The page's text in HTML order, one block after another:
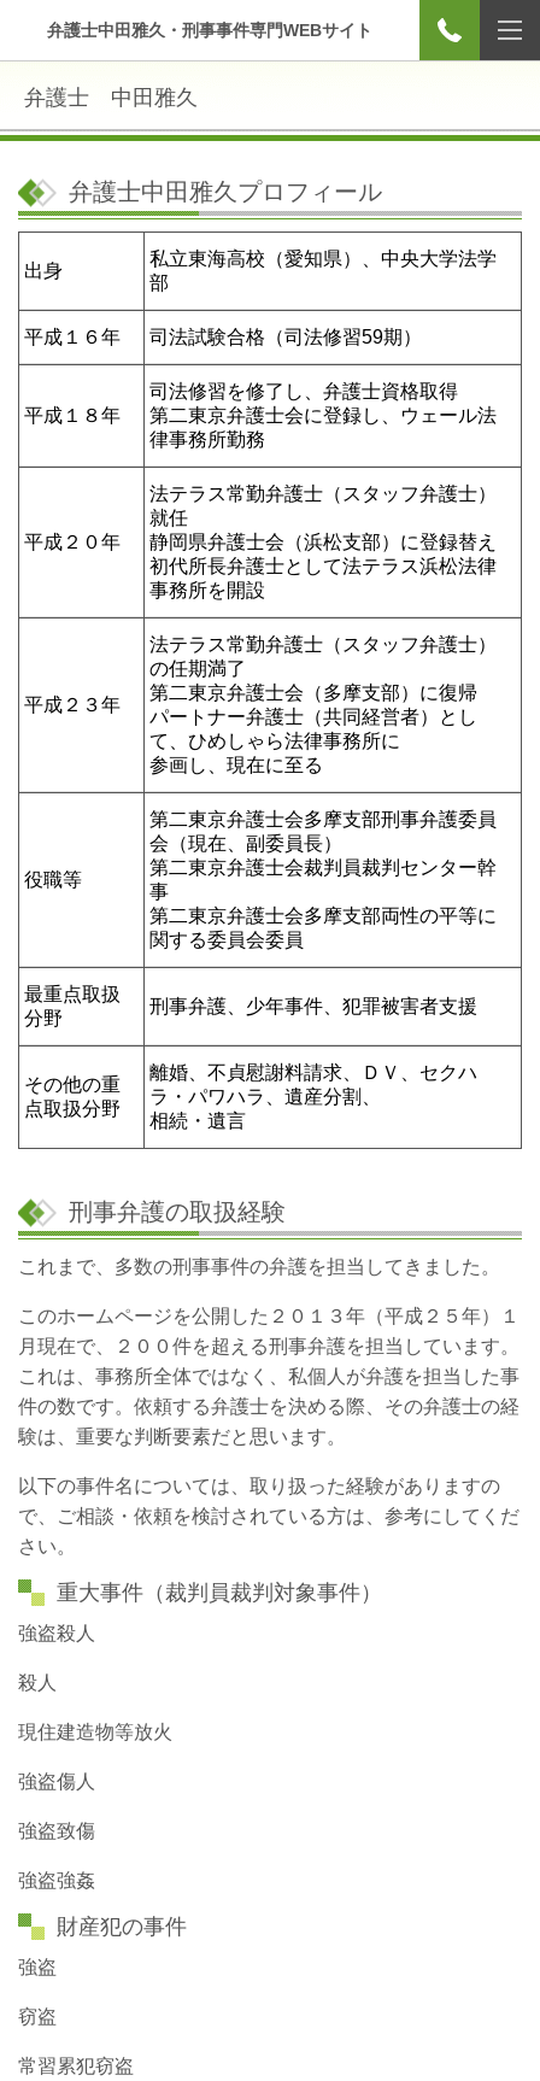
弁護士中田雅久・刑事事件専門WEBサイト
弁護士 中田雅久
弁護士中田雅久プロフィール
出身
私立東海高校（愛知県）、中央大学法学
部
平成１６年 司法試験合格（司法修習59期）
平成１８年
司法修習を修了し、弁護士資格取得
第二東京弁護士会に登録し、ウェール法
律事務所勤務
平成２０年
法テラス常勤弁護士（スタッフ弁護士）
就任
静岡県弁護士会（浜松支部）に登録替え
初代所長弁護士として法テラス浜松法律
事務所を開設
平成２３年
法テラス常勤弁護士（スタッフ弁護士）
の任期満了
第二東京弁護士会（多摩支部）に復帰
パートナー弁護士（共同経営者）とし
て、ひめしゃら法律事務所に
参画し、現在に至る
役職等
第二東京弁護士会多摩支部刑事弁護委員
会（現在、副委員長）
第二東京弁護士会裁判員裁判センター幹
事
第二東京弁護士会多摩支部両性の平等に
関する委員会委員
最重点取扱
分野
刑事弁護、少年事件、犯罪被害者支援
その他の重
点取扱分野
離婚、不貞慰謝料請求、ＤＶ、セクハ
ラ・パワハラ、遺産分割、
相続・遺言
刑事弁護の取扱経験
これまで、多数の刑事事件の弁護を担当してきました。
このホームページを公開した２０１３年（平成２５年）１
月現在で、２００件を超える刑事弁護を担当しています。
これは、事務所全体ではなく、私個人が弁護を担当した事
件の数です。依頼する弁護士を決める際、その弁護士の経
験は、重要な判断要素だと思います。
以下の事件名については、取り扱った経験がありますの
で、ご相談・依頼を検討されている方は、参考にしてくだ
さい。
重大事件（裁判員裁判対象事件）
強盗殺人
殺人
現住建造物等放火
強盗傷人
強盗致傷
強盗強姦
財産犯の事件
強盗
窃盗
常習累犯窃盗